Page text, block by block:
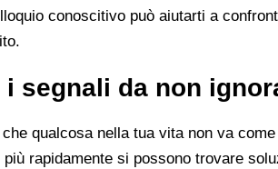
conoscitivo può aiutarti a
segnali da non
qualcosa nella tua vita non va
rapidamente si possono trovare